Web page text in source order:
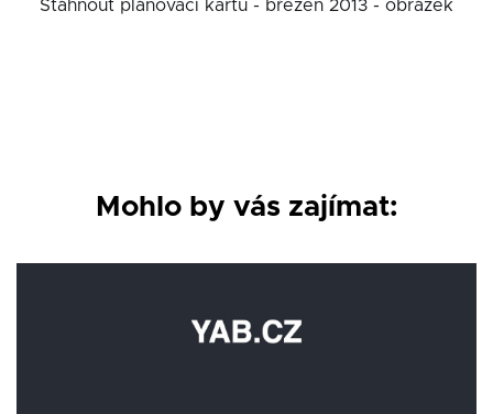
Stáhnout plánovací kartu - březen 2013 - obrázek
Mohlo by vás zajímat: